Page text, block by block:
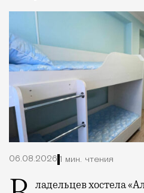
06.08.2026 1 мин. чтения
Владельцев хостела